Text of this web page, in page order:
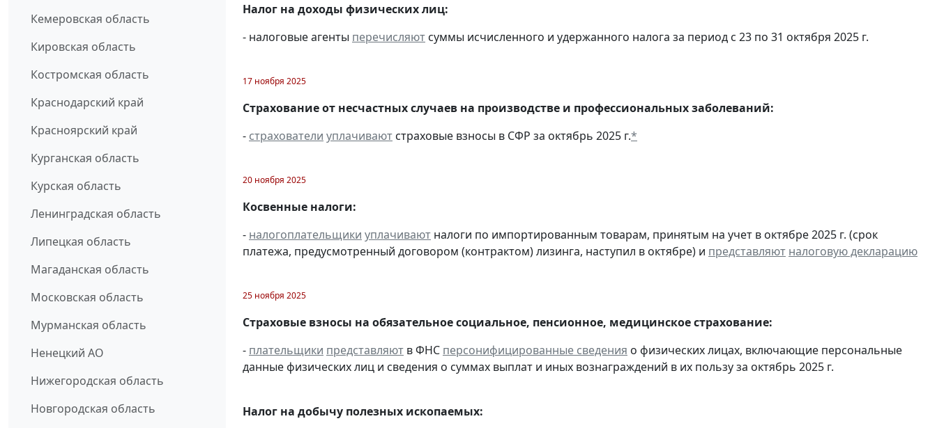
Кемеровская область
Кировская область
Костромская область
Краснодарский край
Красноярский край
Курганская область
Курская область
Ленинградская область
Липецкая область
Магаданская область
Московская область
Мурманская область
Ненецкий АО
Нижегородская область
Новгородская область
Налог на доходы физических лиц:
- налоговые агенты перечисляют суммы исчисленного и удержанного налога за период с 23 по 31 октября 2025 г.
17 ноября 2025
Страхование от несчастных случаев на производстве и профессиональных заболеваний:
- страхователи уплачивают страховые взносы в СФР за октябрь 2025 г.*
20 ноября 2025
Косвенные налоги:
- налогоплательщики уплачивают налоги по импортированным товарам, принятым на учет в октябре 2025 г. (срок
платежа, предусмотренный договором (контрактом) лизинга, наступил в октябре) и представляют налоговую декларацию
25 ноября 2025
Страховые взносы на обязательное социальное, пенсионное, медицинское страхование:
- плательщики представляют в ФНС персонифицированные сведения о физических лицах, включающие персональные
данные физических лиц и сведения о суммах выплат и иных вознаграждений в их пользу за октябрь 2025 г.
Налог на добычу полезных ископаемых: